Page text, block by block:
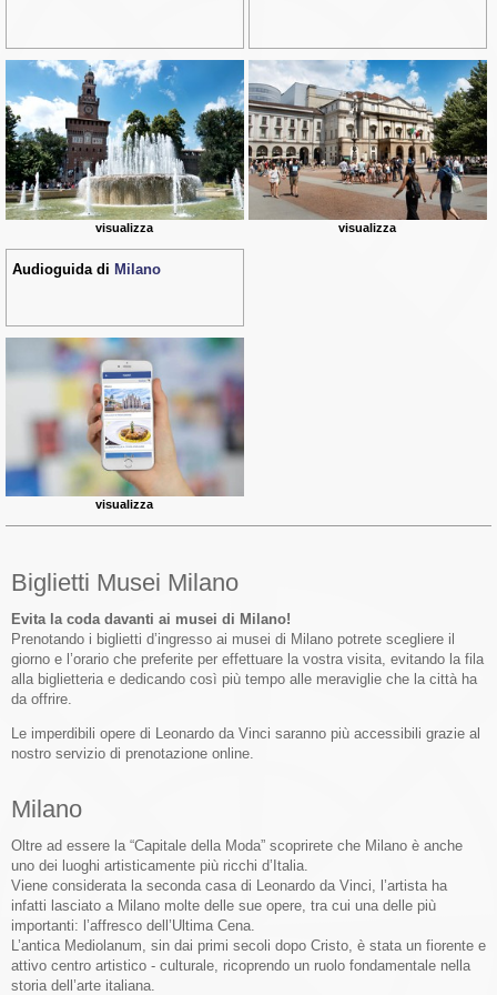
visualizza visualizza
Audioguida di Milano
visualizza
Biglietti Musei Milano
Evita la coda davanti ai musei di Milano!
Prenotando i biglietti d’ingresso ai musei di Milano potrete scegliere il
giorno e l’orario che preferite per effettuare la vostra visita, evitando la fila
alla biglietteria e dedicando così più tempo alle meraviglie che la città ha
da offrire.
Le imperdibili opere di Leonardo da Vinci saranno più accessibili grazie al
nostro servizio di prenotazione online.
Milano
Oltre ad essere la “Capitale della Moda” scoprirete che Milano è anche
uno dei luoghi artisticamente più ricchi d’Italia.
Viene considerata la seconda casa di Leonardo da Vinci, l’artista ha
infatti lasciato a Milano molte delle sue opere, tra cui una delle più
importanti: l’affresco dell’Ultima Cena.
L’antica Mediolanum, sin dai primi secoli dopo Cristo, è stata un fiorente e
attivo centro artistico - culturale, ricoprendo un ruolo fondamentale nella
storia dell’arte italiana.